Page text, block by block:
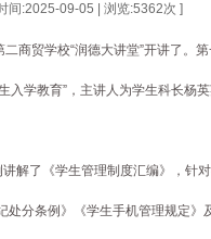
间:2025-09-05 | 浏览:5362次 ]
商贸学校“润德大讲堂”开讲了。第
入学教育”，主讲人为学生科长杨
解了《学生管理制度汇编》，针
处分条例》《学生手机管理规定》